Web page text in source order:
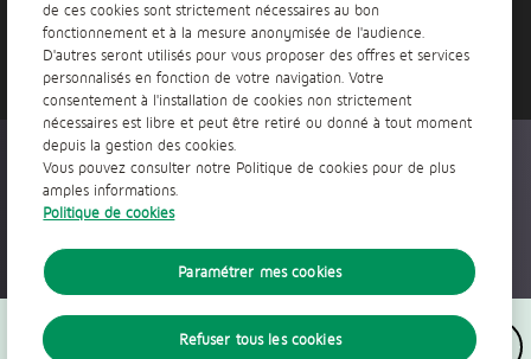
Besoin de plus de renseignements ?
Contactez-nous
Accessible partout, tout le temps
Nous suivre
de ces cookies sont strictement nécessaires au bon
fonctionnement et à la mesure anonymisée de l'audience.
D'autres seront utilisés pour vous proposer des offres et services
personnalisés en fonction de votre navigation. Votre
consentement à l'installation de cookies non strictement
nécessaires est libre et peut être retiré ou donné à tout moment
depuis la gestion des cookies.
Vous pouvez consulter notre Politique de cookies pour de plus
amples informations.
Politique de cookies
Paramétrer mes cookies
Refuser tous les cookies